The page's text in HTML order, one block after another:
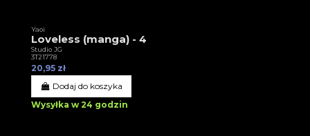
Yaoi
Loveless (manga) - 4
Studio JG
3T21778
20,95 zł
Dodaj do koszyka
Wysyłka w 24 godzin